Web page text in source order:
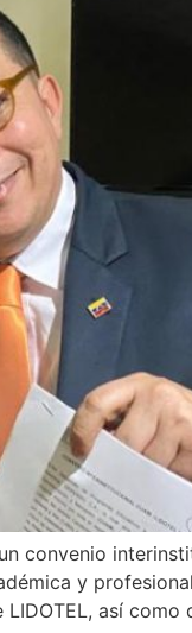
convenio
y
LIDOTEL, así